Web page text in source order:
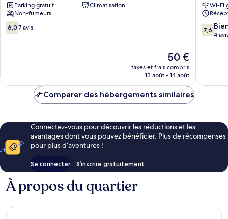
Retreat
@
Pasir
Putih
Parking gratuit
Climatisation
Non-fumeurs
6.0
sur
6,0 7 avis
Le
nouveau
prix
de
50 €
taxes et frais compris
13 août - 14 août
Raya
Ipoh
Wi-Fi
7.6
sur
7,6
4
Comparer des hébergements similaires
Connectez-vous pour découvrir les réductions et les
avantages dont vous pouvez bénéficier. Plus de récompenses
pour plus d’aventures !
Se connecter S’inscrire gratuitement
À propos du quartier